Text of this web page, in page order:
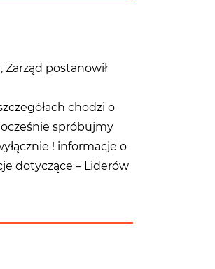
postanowił
chodzi o
spróbujmy
! informacje o
dotyczące – Liderów